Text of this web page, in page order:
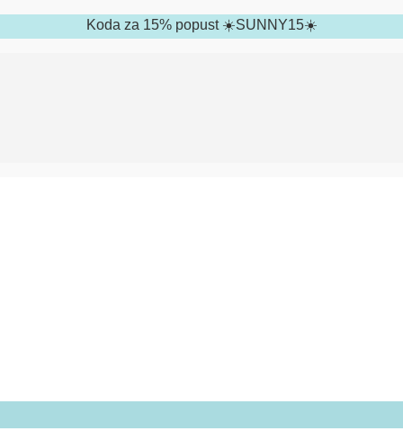
Koda za 15% popust ☀️SUNNY15☀️